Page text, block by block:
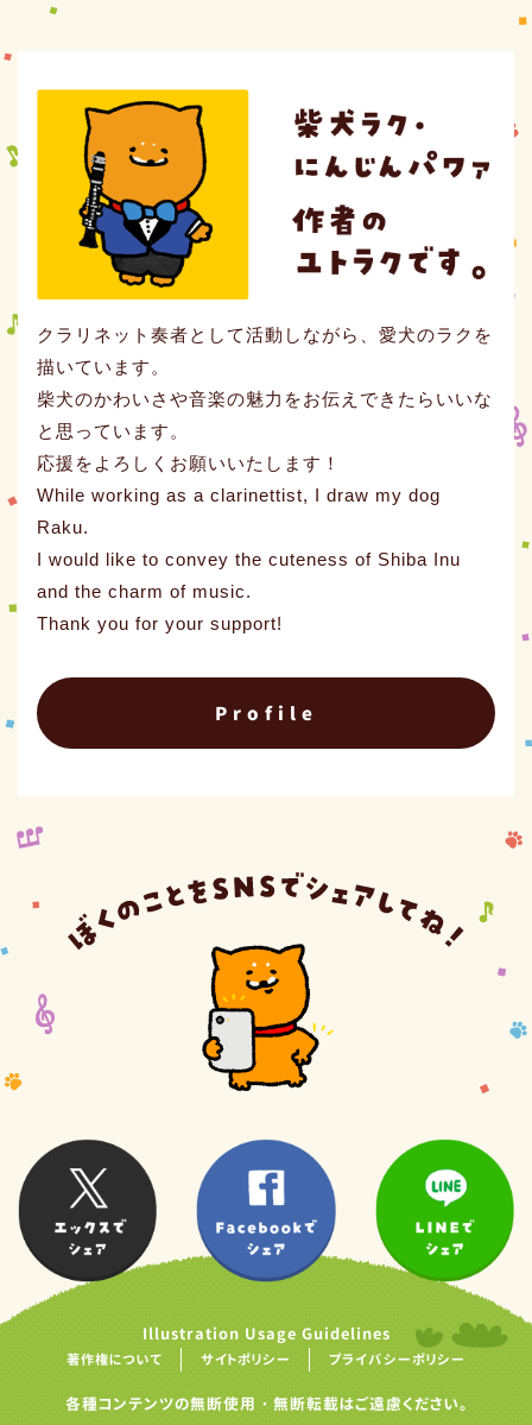
クラリネット奏者として活動しながら、愛犬のラクを
描いています。
柴犬のかわいさや音楽の魅力をお伝えできたらいいな
と思っています。
応援をよろしくお願いいたします！
While working as a clarinettist, I draw my dog
Raku.
I would like to convey the cuteness of Shiba Inu
and the charm of music.
Thank you for your support!
Profile
Illustration Usage Guidelines
著作権について サイトポリシー プライバシーポリシー
各種コンテンツの無断使用・無断転載はご遠慮ください。